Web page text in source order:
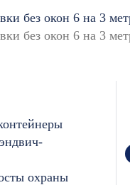
без окон 6 на 3
охраны